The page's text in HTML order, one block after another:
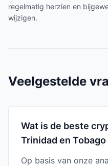
regelmatig herzien en
wijzigen.
Veelgestelde
Wat is de beste
Trinidad en
Op basis van onze